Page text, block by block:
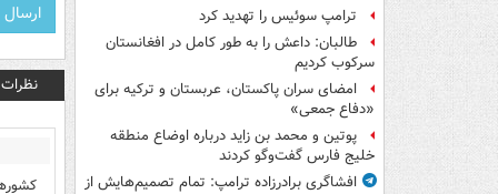
ترامپ سوئیس را تهدید کرد
طالبان: داعش را به طور کامل در افغانستان
سرکوب کردیم
امضای سران پاکستان، عربستان و ترکیه برای
«دفاع جمعی»
پوتین و محمد بن زاید درباره اوضاع منطقه
خلیج فارس گفت‌وگو کردند
افشاگری برادرزاده ترامپ: تمام تصمیم‌هایش از
نظرات